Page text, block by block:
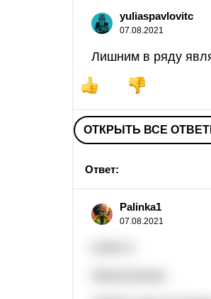
yuliaspavlovitc
07.08.2021
Лишним в ряду
ОТКРЫТЬ ВСЕ
Ответ:
Palinka1
07.08.2021